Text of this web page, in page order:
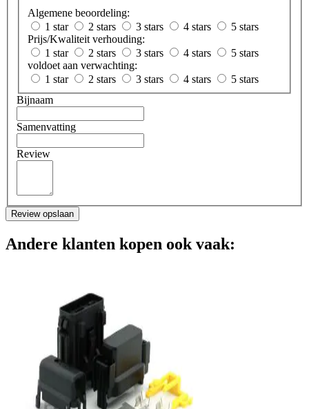
Algemene beoordeling:
1 star
2 stars 3 stars 4 stars
5 stars
Prijs/Kwaliteit verhouding:
1 star
2 stars 3 stars 4 stars
5 stars
voldoet aan verwachting:
1 star
2 stars 3 stars 4 stars
5 stars
Bijnaam
Samenvatting
Review
Review opslaan
Andere klanten kopen ook vaak: